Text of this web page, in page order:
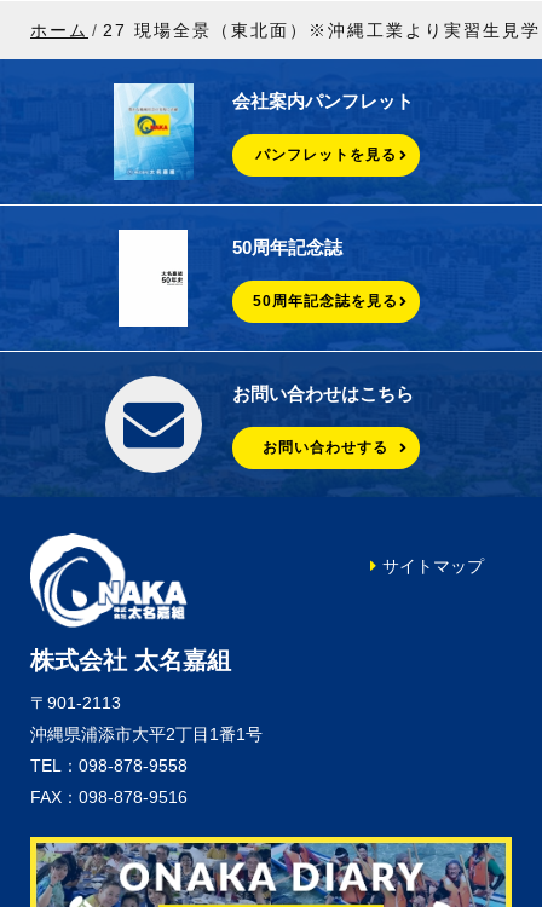
ホーム 27 現場全景（東北面）※沖縄工業より実習生見学
会社案内パンフレット
パンフレットを見る
50周年記念誌
50周年記念誌を見る
お問い合わせはこちら
お問い合わせする
株式会社 太名嘉組
〒901-2113
沖縄県浦添市大平2丁目1番1号
TEL：098-878-9558
FAX：098-878-9516
サイトマップ